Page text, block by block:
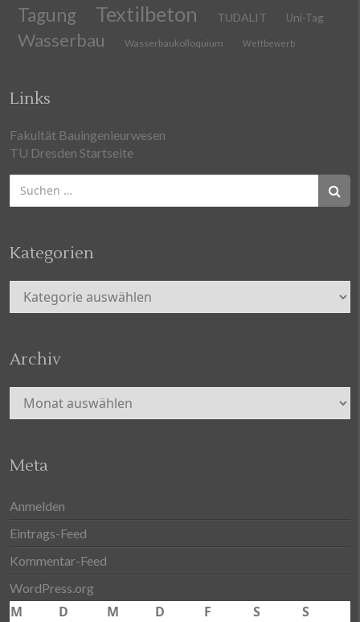
Tagung Textilbeton TUDALIT Uni-Tag
Wasserbau Wasserbaukolloquium Wettbewerb
Links
Fakultät Bauingenieurwesen
TU Dresden Startseite
nach:
Kategorien
Kategorien
Archiv
Archiv
Meta
Anmelden
Eintrags-Feed
Kommentar-Feed
WordPress.org
M D M D F S
S